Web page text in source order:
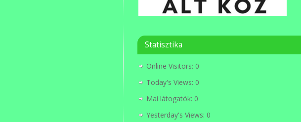
Statisztika
Online Visitors: 0
Today's Views: 0
Mai látogatók: 0
Yesterday's Views: 0